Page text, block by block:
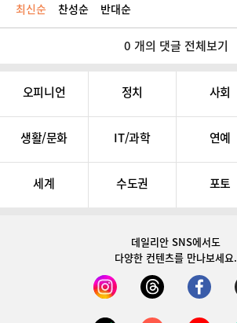
최신순 찬성순 반대순
0 개의 댓글 전체보기
오피니언 정치 사회
생활/문화 IT/과학 연예
세계 수도권 포토
데일리안 SNS에서도
다양한 컨텐츠를 만나보세요.